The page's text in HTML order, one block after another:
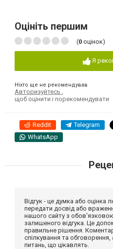
Оцініть першим
(0 оцінок)
Я
Ніхто ще не рекомендував
Авторизуйтесь
щоб оцінити і порекомендувати
Reddit Telegram
WhatsApp
Відгук - це думка або оцінка
передати досвід або
нашого сайту з
залишеного відгука. Це
правильне рішення.
спілкування та
питань, що цікавлять.